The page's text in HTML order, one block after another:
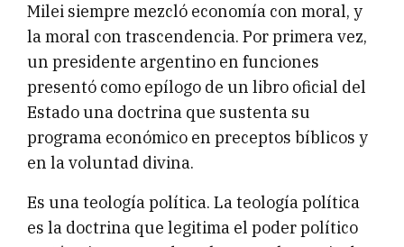
Milei siempre mezcló economía con moral, y
la moral con trascendencia. Por primera vez,
un presidente argentino en funciones
presentó como epílogo de un libro oficial del
Estado una doctrina que sustenta su
programa económico en preceptos bíblicos y
en la voluntad divina.
Es una teología política. La teología política
es la doctrina que legitima el poder político